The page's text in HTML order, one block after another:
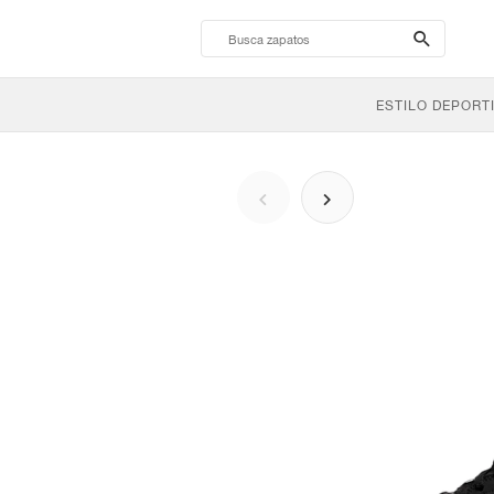
search-
btn
ESTILO